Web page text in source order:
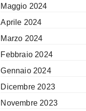
Maggio 2024
Aprile 2024
Marzo 2024
Febbraio 2024
Gennaio 2024
Dicembre 2023
Novembre 2023